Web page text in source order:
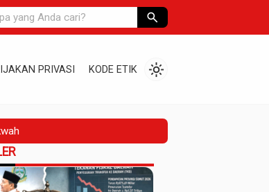
search
PRIVASI KODE ETIK light_mode